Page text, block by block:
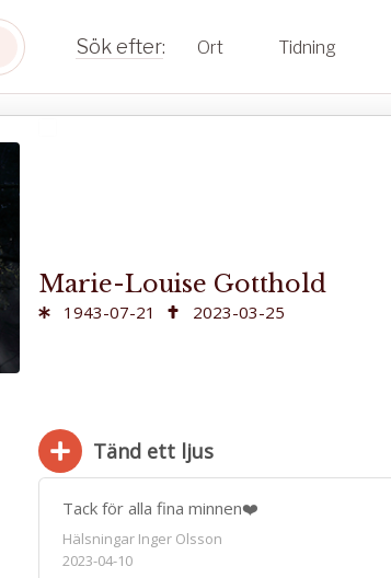
Ort Tidning
Marie-Louise Gotthold
1943-07-21 2023-03-25
Tänd ett ljus
Tack för alla fina minnen❤️
Hälsningar Inger Olsson
2023-04-10